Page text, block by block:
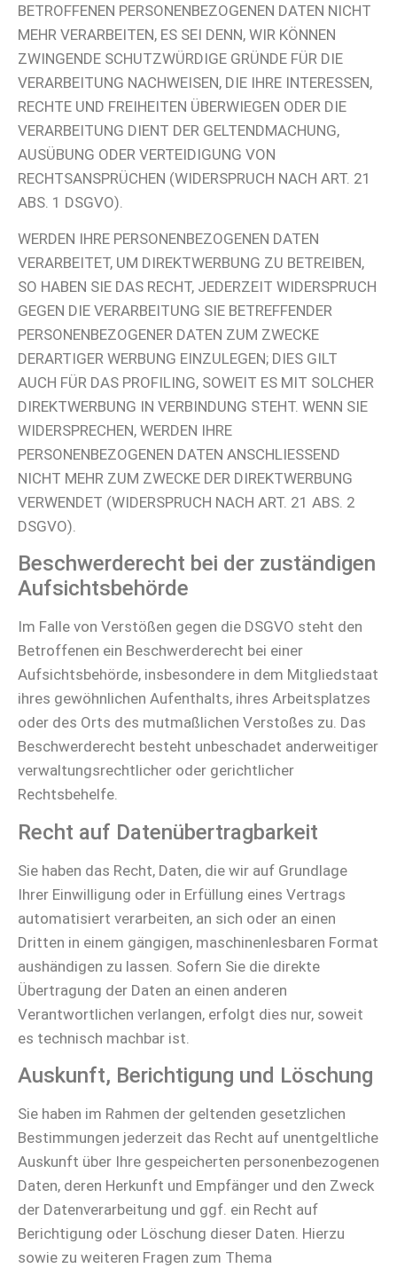
BETROFFENEN PERSONENBEZOGENEN DATEN NICHT
MEHR VERARBEITEN, ES SEI DENN, WIR KÖNNEN
ZWINGENDE SCHUTZWÜRDIGE GRÜNDE FÜR DIE
VERARBEITUNG NACHWEISEN, DIE IHRE INTERESSEN,
RECHTE UND FREIHEITEN ÜBERWIEGEN ODER DIE
VERARBEITUNG DIENT DER GELTENDMACHUNG,
AUSÜBUNG ODER VERTEIDIGUNG VON
RECHTSANSPRÜCHEN (WIDERSPRUCH NACH ART. 21
ABS. 1 DSGVO).
WERDEN IHRE PERSONENBEZOGENEN DATEN
VERARBEITET, UM DIREKTWERBUNG ZU BETREIBEN,
SO HABEN SIE DAS RECHT, JEDERZEIT WIDERSPRUCH
GEGEN DIE VERARBEITUNG SIE BETREFFENDER
PERSONENBEZOGENER DATEN ZUM ZWECKE
DERARTIGER WERBUNG EINZULEGEN; DIES GILT
AUCH FÜR DAS PROFILING, SOWEIT ES MIT SOLCHER
DIREKTWERBUNG IN VERBINDUNG STEHT. WENN SIE
WIDERSPRECHEN, WERDEN IHRE
PERSONENBEZOGENEN DATEN ANSCHLIESSEND
NICHT MEHR ZUM ZWECKE DER DIREKTWERBUNG
VERWENDET (WIDERSPRUCH NACH ART. 21 ABS. 2
DSGVO).
Beschwerde­recht bei der zuständigen
Aufsichts­behörde
Im Falle von Verstößen gegen die DSGVO steht den
Betroffenen ein Beschwerderecht bei einer
Aufsichtsbehörde, insbesondere in dem Mitgliedstaat
ihres gewöhnlichen Aufenthalts, ihres Arbeitsplatzes
oder des Orts des mutmaßlichen Verstoßes zu. Das
Beschwerderecht besteht unbeschadet anderweitiger
verwaltungsrechtlicher oder gerichtlicher
Rechtsbehelfe.
Recht auf Daten­übertrag­barkeit
Sie haben das Recht, Daten, die wir auf Grundlage
Ihrer Einwilligung oder in Erfüllung eines Vertrags
automatisiert verarbeiten, an sich oder an einen
Dritten in einem gängigen, maschinenlesbaren Format
aushändigen zu lassen. Sofern Sie die direkte
Übertragung der Daten an einen anderen
Verantwortlichen verlangen, erfolgt dies nur, soweit
es technisch machbar ist.
Auskunft, Berichtigung und Löschung
Sie haben im Rahmen der geltenden gesetzlichen
Bestimmungen jederzeit das Recht auf unentgeltliche
Auskunft über Ihre gespeicherten personenbezogenen
Daten, deren Herkunft und Empfänger und den Zweck
der Datenverarbeitung und ggf. ein Recht auf
Berichtigung oder Löschung dieser Daten. Hierzu
sowie zu weiteren Fragen zum Thema